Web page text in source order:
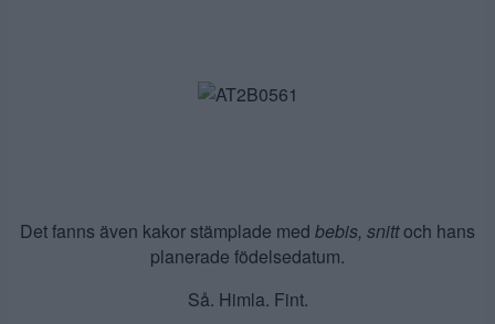
Det fanns även kakor stämplade med bebis, snittoch hans
planerade födelsedatum.
Så. Himla. Fint.